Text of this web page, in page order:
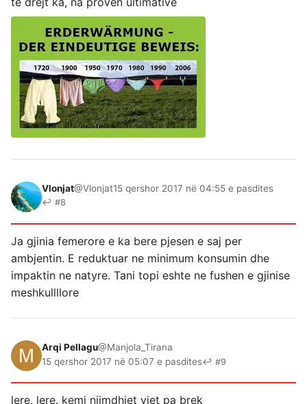
Vlonjat@Vlonjat15 qershor 2017 në 04:55 e pasdites
↩ #8
Ja gjinia femerore e ka bere pjesen e saj per
ambjentin. E reduktuar ne minimum konsumin dhe
impaktin ne natyre. Tani topi eshte ne fushen e gjinise
meshkullllore
Arqi Pellagu@Manjola_Tirana
15 qershor 2017 në 05:07 e pasdites↩ #9
lere, lere. kemi njimdhjet vjet pa brek